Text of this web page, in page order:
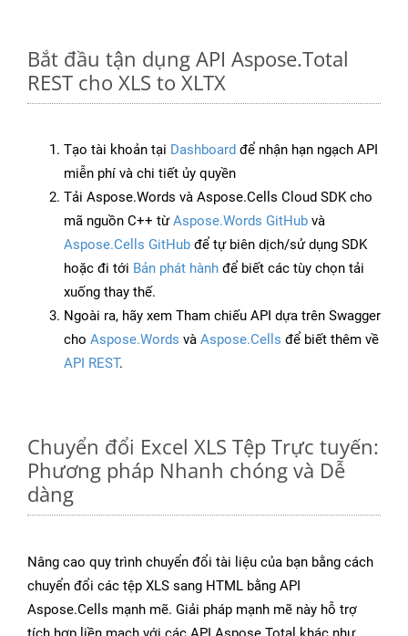
Bắt đầu tận dụng API Aspose.Total
REST cho XLS to XLTX
Tạo tài khoản tại Dashboard để nhận hạn ngạch API
miễn phí và chi tiết ủy quyền
Tải Aspose.Words và Aspose.Cells Cloud SDK cho
mã nguồn C++ từAspose.Words GitHub và
Aspose.Cells GitHub để tự biên dịch/sử dụng SDK
hoặc đi tới Bản phát hành để biết các tùy chọn tải
xuống thay thế.
Ngoài ra, hãy xem Tham chiếu API dựa trên Swagger
cho Aspose.Words và Aspose.Cells để biết thêm về
API REST.
Chuyển đổi Excel XLS Tệp Trực tuyến:
Phương pháp Nhanh chóng và Dễ
dàng
Nâng cao quy trình chuyển đổi tài liệu của bạn bằng cách
chuyển đổi các tệp XLS sang HTML bằng API
Aspose.Cells mạnh mẽ. Giải pháp mạnh mẽ này hỗ trợ